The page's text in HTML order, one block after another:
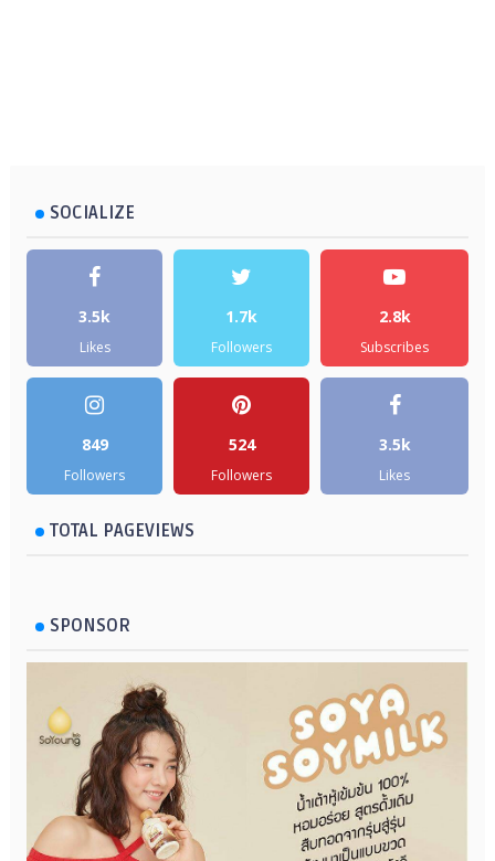
SOCIALIZE
3.5k
Likes
1.7k
Followers
2.8k
Subscribes
849
Followers
524
Followers
3.5k
Likes
TOTAL PAGEVIEWS
SPONSOR